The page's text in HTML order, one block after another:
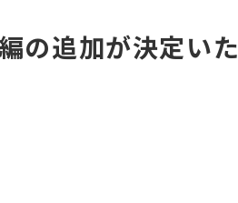
の追加が決定いた